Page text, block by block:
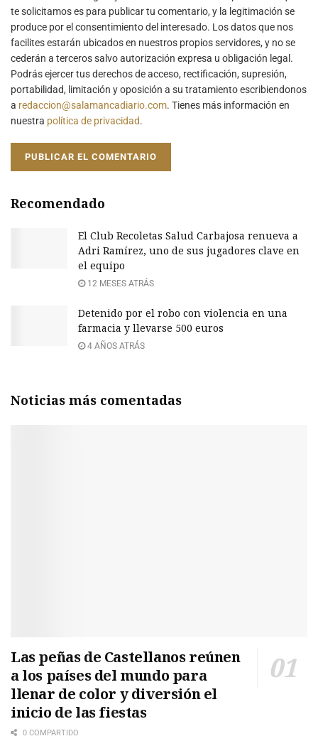
te solicitamos es para publicar tu comentario, y la legitimación se
produce por el consentimiento del interesado. Los datos que nos
facilites estarán ubicados en nuestros propios servidores, y no se
cederán a terceros salvo autorización expresa u obligación legal.
Podrás ejercer tus derechos de acceso, rectificación, supresión,
portabilidad, limitación y oposición a su tratamiento escribiendonos
a redaccion@salamancadiario.com. Tienes más información en
nuestra política de privacidad.
Recomendado
El Club Recoletas Salud Carbajosa renueva a
Adri Ramírez, uno de sus jugadores clave en
el equipo
12 MESES ATRÁS
Detenido por el robo con violencia en una
farmacia y llevarse 500 euros
4 AÑOS ATRÁS
Noticias más comentadas
Las peñas de Castellanos reúnen
a los países del mundo para
llenar de color y diversión el
inicio de las fiestas
0 COMPARTIDO